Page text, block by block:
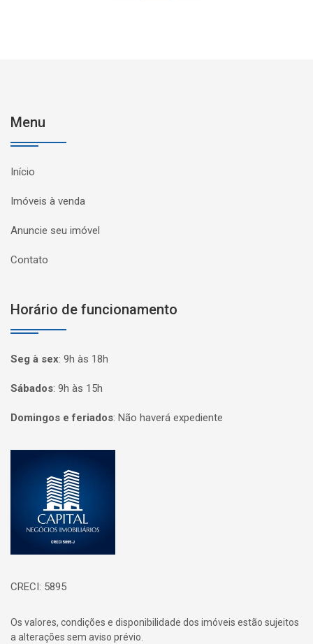
Menu
Início
Imóveis à venda
Anuncie seu imóvel
Contato
Horário de funcionamento
Seg à sex: 9h às 18h
Sábados: 9h às 15h
Domingos e feriados: Não haverá expediente
CRECI: 5895
Os valores, condições e disponibilidade dos imóveis estão sujeitos
a alterações sem aviso prévio.